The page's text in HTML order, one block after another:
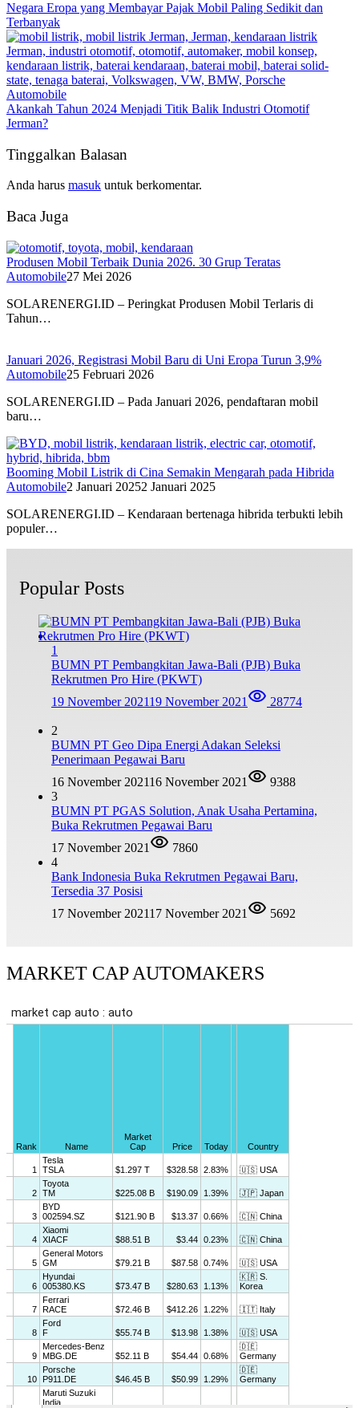
Negara Eropa yang Membayar Pajak Mobil Paling Sedikit dan
Terbanyak
Automobile
Akankah Tahun 2024 Menjadi Titik Balik Industri Otomotif
Jerman?
Tinggalkan Balasan
Anda harus masuk untuk berkomentar.
Baca Juga
Produsen Mobil Terbaik Dunia 2026. 30 Grup Teratas
Automobile27 Mei 2026
SOLARENERGI.ID – Peringkat Produsen Mobil Terlaris di
Tahun…
Januari 2026, Registrasi Mobil Baru di Uni Eropa Turun 3,9%
Automobile25 Februari 2026
SOLARENERGI.ID – Pada Januari 2026, pendaftaran mobil
baru…
Booming Mobil Listrik di Cina Semakin Mengarah pada Hibrida
Automobile2 Januari 20252 Januari 2025
SOLARENERGI.ID – Kendaraan bertenaga hibrida terbukti lebih
populer…
Popular Posts
1
BUMN PT Pembangkitan Jawa-Bali (PJB) Buka
Rekrutmen Pro Hire (PKWT)
19 November 202119 November 2021 28774
2
BUMN PT Geo Dipa Energi Adakan Seleksi
Penerimaan Pegawai Baru
16 November 202116 November 2021
9388
3
BUMN PT PGAS Solution, Anak Usaha Pertamina,
Buka Rekrutmen Pegawai Baru
17 November 2021
7860
4
Bank Indonesia Buka Rekrutmen Pegawai Baru,
Tersedia 37 Posisi
17 November 202117 November 2021 5692
MARKET CAP AUTOMAKERS